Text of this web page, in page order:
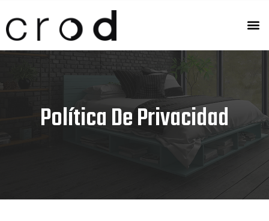
Política De Privacidad